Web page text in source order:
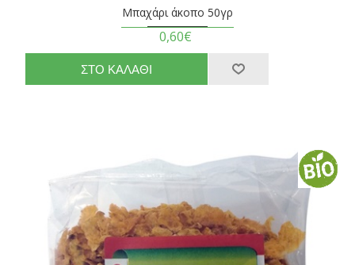
Μπαχάρι άκοπο 50γρ
0,60€